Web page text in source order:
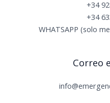
+34
+34
WHATSAPP (solo
Correo